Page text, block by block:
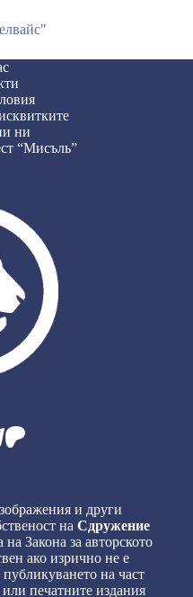
ни
“Мисъль”
и други
наСдружение
на Закона за авторското
ако изрично не е
на част
печатните издания